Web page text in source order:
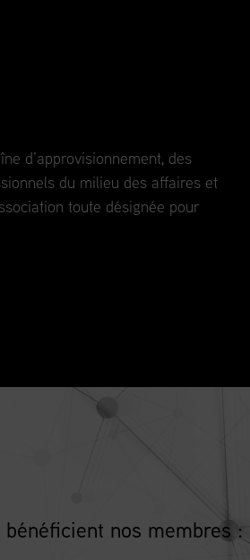
d’approvisionnement, des
du milieu des affaires et
toute désignée pour
nos membres :